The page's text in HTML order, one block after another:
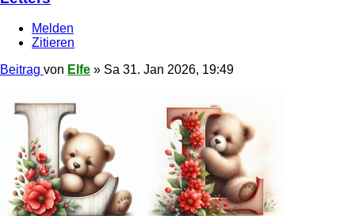
Melden
Zitieren
Beitrag von Elfe » Sa 31. Jan 2026, 19:49